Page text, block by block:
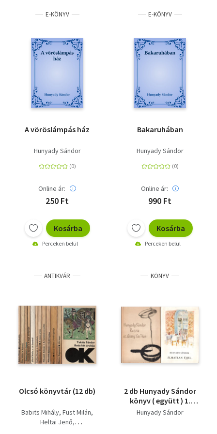
E-KÖNYV
A vöröslámpás ház
Hunyady Sándor
Online ár:
250 Ft
Kosárba
Perceken belül
E-KÖNYV
Bakaruhában
Hunyady Sándor
Online ár:
990 Ft
Kosárba
Perceken belül
ANTIKVÁR
Olcsó könyvtár (12 db)
Babits Mihály Füst Milán
Heltai Jenő
KÖNYV
2 db Hunyady Sándor
könyv ( együtt ) 1.
Álmatlan éjjel, 2.
Hunyady Sándor